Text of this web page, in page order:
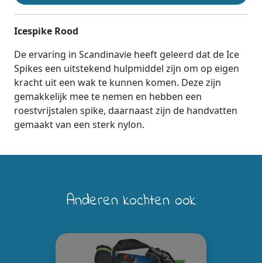
Icespike Rood
De ervaring in Scandinavie heeft geleerd dat de Ice
Spikes een uitstekend hulpmiddel zijn om op eigen
kracht uit een wak te kunnen komen. Deze zijn
gemakkelijk mee te nemen en hebben een
roestvrijstalen spike, daarnaast zijn de handvatten
gemaakt van een sterk nylon.
Anderen kochten ook